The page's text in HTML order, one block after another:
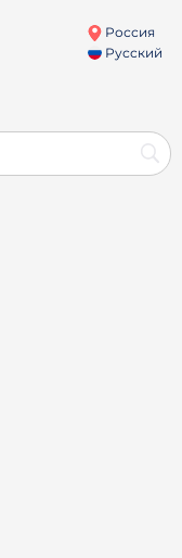
Россия
Русский